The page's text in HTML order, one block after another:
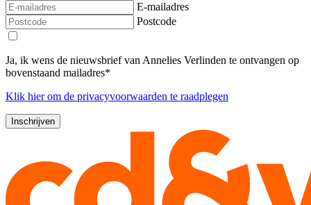
E-mailadres
Postcode
Ja, ik wens de nieuwsbrief van Annelies Verlinden te ontvangen op
bovenstaand mailadres*
Klik hierom de privacyvoorwaarden te raadplegen